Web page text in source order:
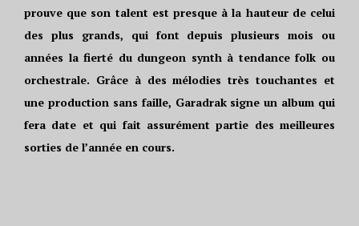
prouve que son talent est presque à la hauteur de celui
des plus grands, qui font depuis plusieurs mois ou
années la fierté du dungeon synth à tendance folk ou
orchestrale. Grâce à des mélodies très touchantes et
une production sans faille, Garadrak signe un album qui
fera date et qui fait assurément partie des meilleures
sorties de l’année en cours.